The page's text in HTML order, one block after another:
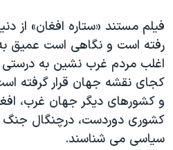
فیلم مستند «ستاره افغان» از
رفته است و نگاهی است عمیق
اغلب مردم غرب نشین به
کجای نقشه جهان قرار گرفته
و کشورهای دیگر جهان غرب،
کشوری دوردست، درچنگال
سیاسی می شناسند.